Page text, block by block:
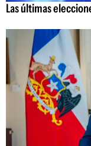
Las últimas